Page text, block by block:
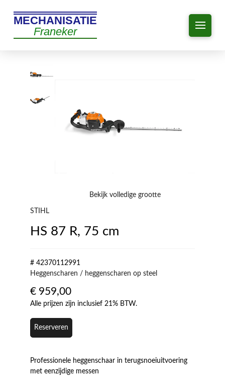
MECHANISATIE
Franeker
Bekijk volledige grootte
STIHL
HS 87 R, 75 cm
# 42370112991
Heggenscharen / heggenscharen op steel
€ 959,00
Alle prijzen zijn inclusief 21% BTW.
Reserveren
Professionele heggenschaar in terugsnoeiuitvoering
met eenzijdige messen